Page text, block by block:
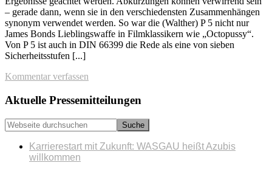
– gerade dann, wenn sie in den verschiedensten Zusammenhängen
synonym verwendet werden. So war die (Walther) P 5 nicht nur
James Bonds Lieblingswaffe in Filmklassikern wie „Octopussy“.
Von P 5 ist auch in DIN 66399 die Rede als eine von sieben
Sicherheitsstufen [...]
Kommentar verfassen
Seitenspalte
Aktuelle Pressemitteilungen
Webseite
durchsuchen
Karrierestart mit Zukunft: WASGAU heißt Azubis
willkommen